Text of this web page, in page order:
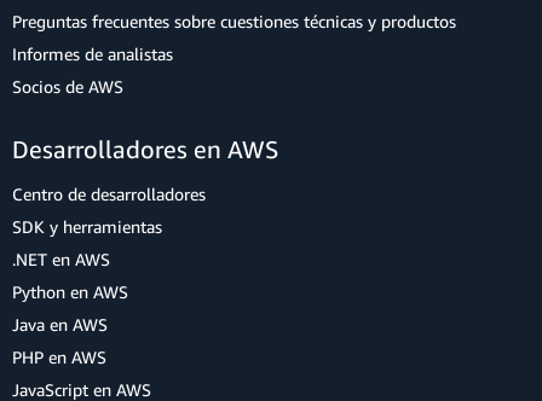
Preguntas frecuentes sobre cuestiones técnicas y productos
Informes de analistas
Socios de AWS
Desarrolladores en AWS
Centro de desarrolladores
SDK y herramientas
.NET en AWS
Python en AWS
Java en AWS
PHP en AWS
JavaScript en AWS